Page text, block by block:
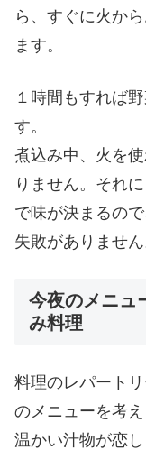
ら、すぐに火か
ます。
１時間もすれば
す。
煮込み中、火を
りません。それ
で味が決まるの
失敗がありません
今夜のメニ
み料理
料理のレパート
のメニューを考え
温かい汁物が恋